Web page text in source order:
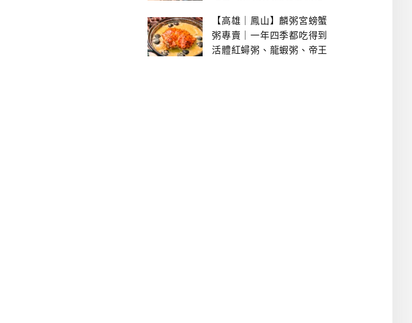
【高雄｜鳳山】麟粥宮螃蟹
粥專賣｜一年四季都吃得到
活體紅蟳粥、龍蝦粥、帝王